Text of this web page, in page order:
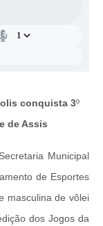
conquista 3º
de Assis
Municipal
de Esportes
masculina de vôlei
dos Jogos da